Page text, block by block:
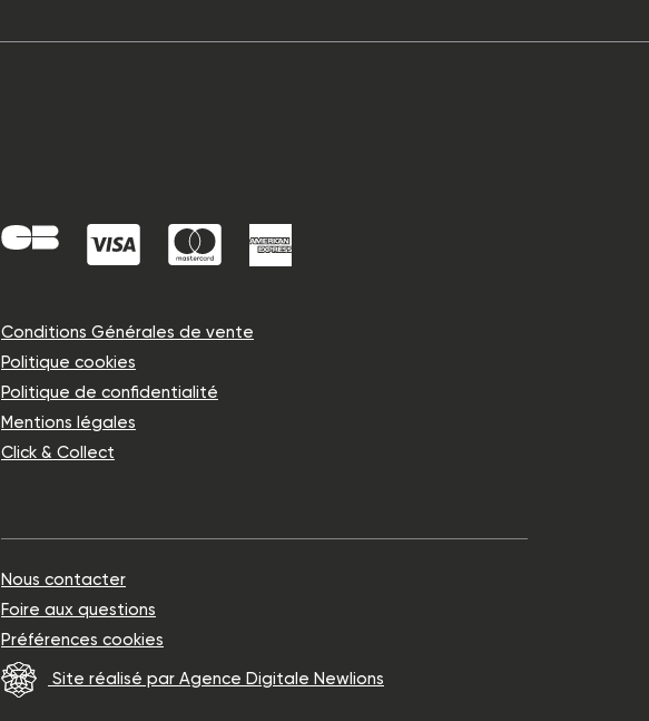
Conditions Générales de vente
Politique cookies
Politique de confidentialité
Mentions légales
Click & Collect
Nous contacter
Foire aux questions
Préférences cookies
Site réalisé par Agence Digitale Newlions